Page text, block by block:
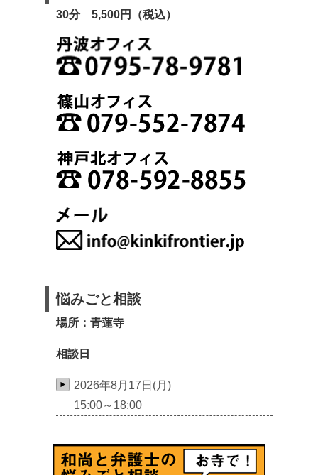
30分 5,500円（税込）
悩みごと相談
場所：青蓮寺
相談日
2026年8月17日(月)
15:00～18:00